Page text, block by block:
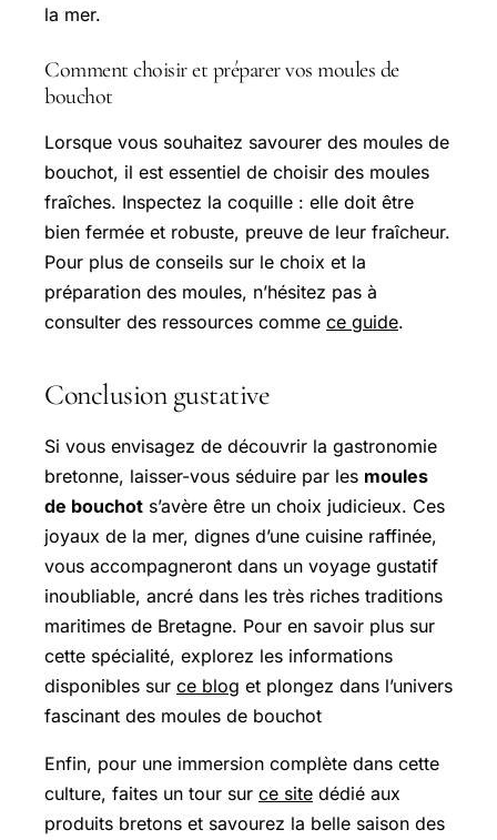
la mer.
Comment choisir et préparer vos moules de
bouchot
Lorsque vous souhaitez savourer des moules de
bouchot, il est essentiel de choisir des moules
fraîches. Inspectez la coquille : elle doit être
bien fermée et robuste, preuve de leur fraîcheur.
Pour plus de conseils sur le choix et la
préparation des moules, n’hésitez pas à
consulter des ressources comme ce guide.
Conclusion gustative
Si vous envisagez de découvrir la gastronomie
bretonne, laisser-vous séduire par les moules
de bouchot s’avère être un choix judicieux. Ces
joyaux de la mer, dignes d’une cuisine raffinée,
vous accompagneront dans un voyage gustatif
inoubliable, ancré dans les très riches traditions
maritimes de Bretagne. Pour en savoir plus sur
cette spécialité, explorez les informations
disponibles sur ce blog et plongez dans l’univers
fascinant des moules de bouchot
Enfin, pour une immersion complète dans cette
culture, faites un tour sur ce site dédié aux
produits bretons et savourez la belle saison des